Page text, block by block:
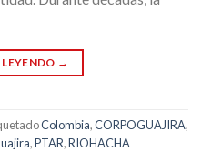
→
Colombia,CORPOGUAJIRA,
,PTAR,RIOHACHA